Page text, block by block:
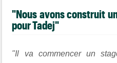
"Nous avons construit
pour Tadej"
"Il va commencer un